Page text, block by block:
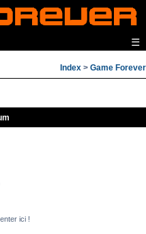
☰
Index > Game Forever
ici !